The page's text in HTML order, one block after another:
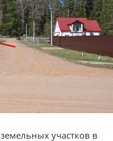
участков в